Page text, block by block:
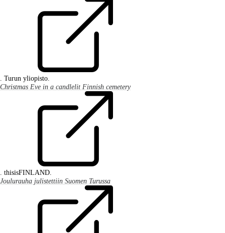
. Turun yliopisto.
Christmas Eve in a candlelit Finnish cemetery
. thisisFINLAND.
Joulurauha julistettiin Suomen Turussa